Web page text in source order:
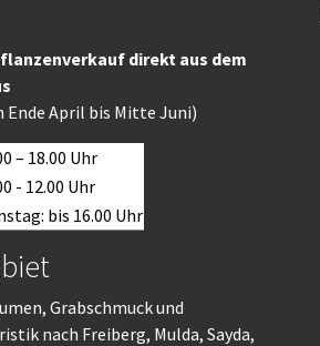
direkt aus dem
Ende April bis Mitte Juni)
– 18.00 Uhr
- 12.00 Uhr
bis 16.00 Uhr
Grabschmuck und
nach Freiberg, Mulda, Sayda,